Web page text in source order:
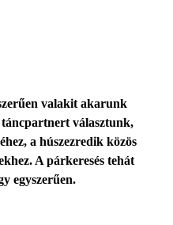
valakit akarunk
választunk,
a húszezredik közös
A párkeresés tehát
egyszerűen.